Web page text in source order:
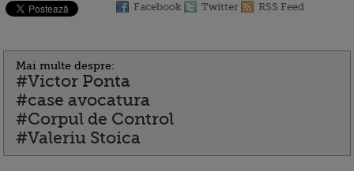
Facebook Twitter RSS Feed
Mai multe despre:
#Victor Ponta
#case avocatura
#Corpul de Control
#Valeriu Stoica